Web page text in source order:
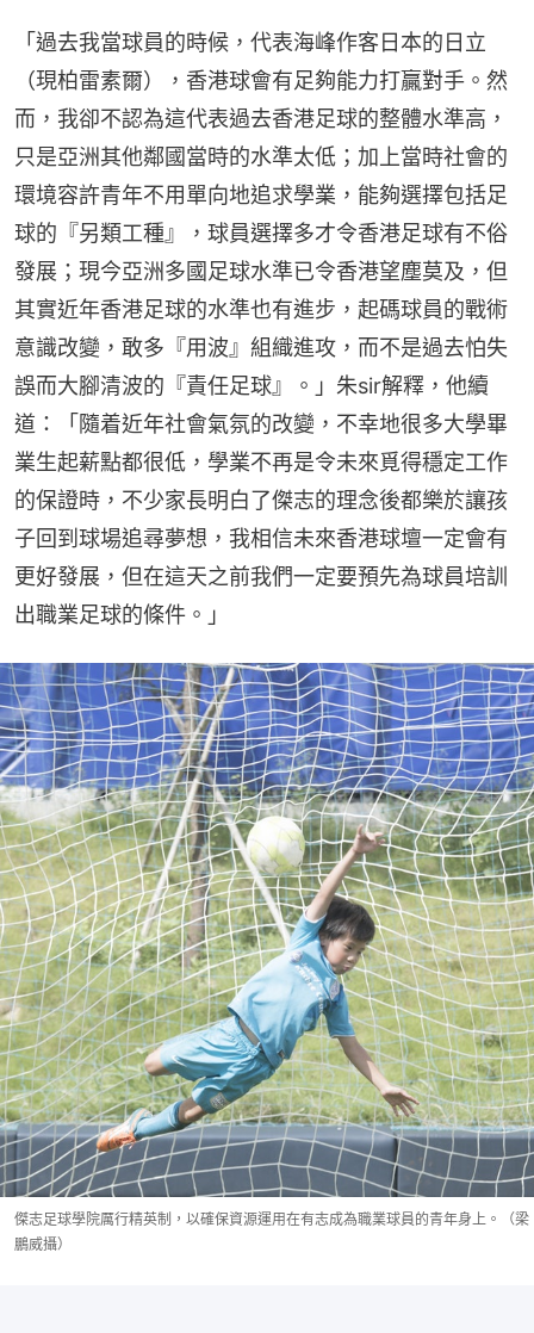
「過去我當球員的時候，代表海峰作客日本的日立
（現柏雷素爾），香港球會有足夠能力打贏對手。然
而，我卻不認為這代表過去香港足球的整體水準高，
只是亞洲其他鄰國當時的水準太低；加上當時社會的
環境容許青年不用單向地追求學業，能夠選擇包括足
球的『另類工種』，球員選擇多才令香港足球有不俗
發展；現今亞洲多國足球水準已令香港望塵莫及，但
其實近年香港足球的水準也有進步，起碼球員的戰術
意識改變，敢多『用波』組織進攻，而不是過去怕失
誤而大腳清波的『責任足球』。」朱sir解釋，他續
道：「隨着近年社會氣氛的改變，不幸地很多大學畢
業生起薪點都很低，學業不再是令未來覓得穩定工作
的保證時，不少家長明白了傑志的理念後都樂於讓孩
子回到球場追尋夢想，我相信未來香港球壇一定會有
更好發展，但在這天之前我們一定要預先為球員培訓
出職業足球的條件。」
傑志足球學院厲行精英制，以確保資源運用在有志成為職業球員的青年身上。（梁
鵬威攝）